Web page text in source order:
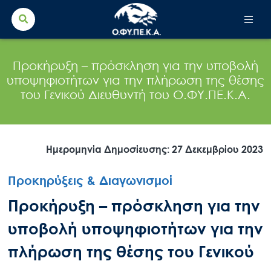
Search
for:
Προκήρυξη – πρόσκληση για την υποβολή
υποψηφιοτήτων για την πλήρωση της θέσης
του Γενικού Διευθυντή του Ο.ΦΥ.ΠΕ.Κ.Α.
Ημερομηνία Δημοσίευσης: 27 Δεκεμβρίου 2023
Προκηρύξεις & Διαγωνισμοί
Προκήρυξη – πρόσκληση για την
υποβολή υποψηφιοτήτων για την
πλήρωση της θέσης του Γενικού